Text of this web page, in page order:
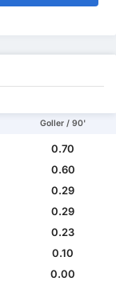
Goller / 90'
0.70
0.60
0.29
0.29
0.23
0.10
0.00